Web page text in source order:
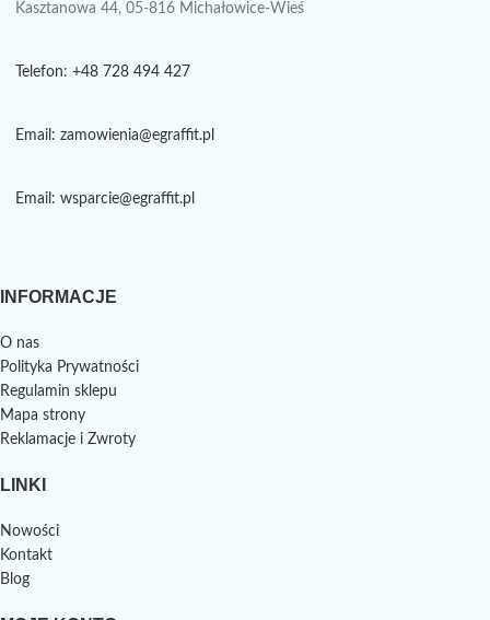
Kasztanowa 44, 05-816 Michałowice-Wieś
Telefon: +48 728 494 427
Email: zamowienia@egraffit.pl
Email: wsparcie@egraffit.pl
INFORMACJE
O nas
Polityka Prywatności
Regulamin sklepu
Mapa strony
Reklamacje i Zwroty
LINKI
Nowości
Kontakt
Blog